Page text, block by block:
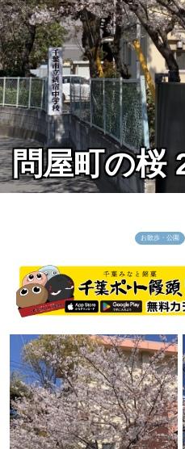
問屋町の桜
お散歩・公園